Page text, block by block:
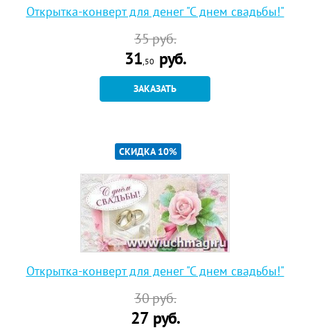
Открытка-конверт для денег "С днем свадьбы!"
35руб.
31 ,50 руб.
ЗАКАЗАТЬ
СКИДКА 10%
Открытка-конверт для денег "С днем свадьбы!"
30руб.
27руб.